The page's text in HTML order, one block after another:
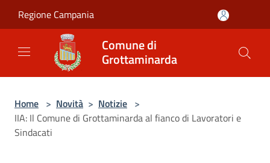
Regione Campania
Comune di
Grottaminarda
Home > Novità > Notizie >
IIA: Il Comune di Grottaminarda al fianco di Lavoratori e
Sindacati